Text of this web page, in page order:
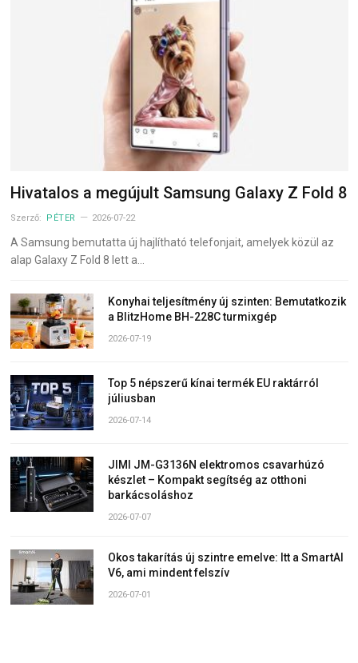
Hivatalos a megújult Samsung Galaxy Z Fold 8
Szerző: PÉTER 2026-07-22
A Samsung bemutatta új hajlítható telefonjait, amelyek közül az
alap Galaxy Z Fold 8 lett a…
Konyhai teljesítmény új szinten: Bemutatkozik
a BlitzHome BH-228C turmixgép
2026-07-19
Top 5 népszerű kínai termék EU raktárról
júliusban
2026-07-14
JIMI JM-G3136N elektromos csavarhúzó
készlet – Kompakt segítség az otthoni
barkácsoláshoz
2026-07-07
Okos takarítás új szintre emelve: Itt a SmartAI
V6, ami mindent felszív
2026-07-01